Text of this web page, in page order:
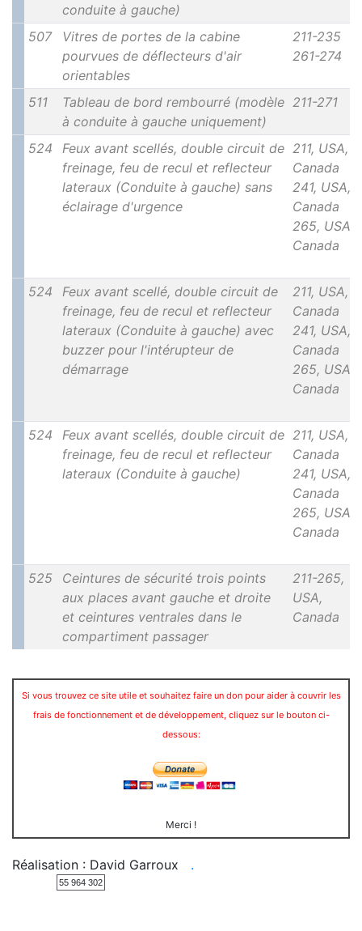
conduite à gauche)
507
Vitres de portes de la cabine
pourvues de déflecteurs d'air
orientables
211-235
261-274
511
Tableau de bord rembourré (modèle
à conduite à gauche uniquement)
211-271
524
Feux avant scellés, double circuit de
freinage, feu de recul et reflecteur
lateraux (Conduite à gauche) sans
éclairage d'urgence
211, USA,
Canada
241, USA,
Canada
265, USA,
Canada
524
Feux avant scellé, double circuit de
freinage, feu de recul et reflecteur
lateraux (Conduite à gauche) avec
buzzer pour l'intérupteur de
démarrage
211, USA,
Canada
241, USA,
Canada
265, USA,
Canada
524
Feux avant scellés, double circuit de
freinage, feu de recul et reflecteur
lateraux (Conduite à gauche)
211, USA,
Canada
241, USA,
Canada
265, USA,
Canada
525
Ceintures de sécurité trois points
aux places avant gauche et droite
et ceintures ventrales dans le
compartiment passager
211-265,
USA,
Canada
Si vous trouvez ce site utile et souhaitez faire un don pour aider à couvrir les
frais de fonctionnement et de développement, cliquez sur le bouton ci-
dessous:
Merci !
Réalisation : David Garroux .
55 964 302